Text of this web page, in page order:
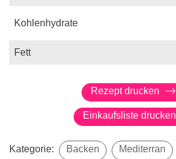
Kohlenhydrate
Fett
Rezept drucken
Einkaufsliste drucken
Kategorie: Backen Mediterran